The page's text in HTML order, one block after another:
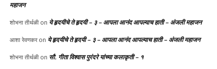
महाजन
शोभना तीर्थळी on ये हृदयीचे ते हृदयी – ३ – आपला आनंद आपल्याच हाती – अंजली महाजन
आशा रेवणकरon ये हृदयीचे ते हृदयी – ३ – आपला आनंद आपल्याच हाती – अंजली महाजन
शोभना तीर्थळी on सौ. गीता विश्वास पुरंदरे यांच्या कलाकृती – १